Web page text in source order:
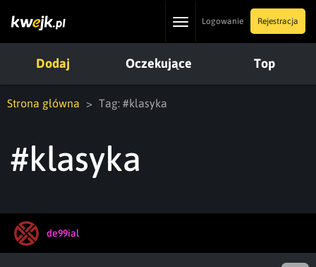
ToggleLogowanie Rejestracja
Dodaj Oczekujące Top
Strona główna Tag: #klasyka
#klasyka
de99ial